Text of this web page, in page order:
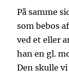
På samme
som bebos
ved et eller
han en gl.
Den skulle